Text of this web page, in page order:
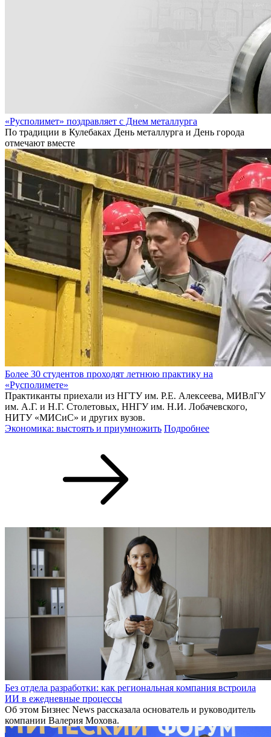
«Русполимет» поздравляет с Днем металлурга
По традиции в Кулебаках День металлурга и День города
отмечают вместе
Более 30 студентов проходят летнюю практику на
«Русполимете»
Практиканты приехали из НГТУ им. Р.Е. Алексеева, МИВлГУ
им. А.Г. и Н.Г. Столетовых, ННГУ им. Н.И. Лобачевского,
НИТУ «МИСиС» и других вузов.
Экономика: выстоять и приумножить Подробнее
Без отдела разработки: как региональная компания встроила
ИИ в ежедневные процессы
Об этом Бизнес News рассказала основатель и руководитель
компании Валерия Мохова.